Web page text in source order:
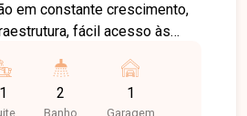
em constante crescimento,
fácil acesso às
farmácias e diversos
praticidade e
1 2
Banho
1
Garagem